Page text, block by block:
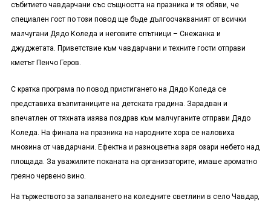
събитието чавдарчани със същността на празника и тя обяви, че
специален гост по този повод ще бъде дългоочакваният от всички
малчугани Дядо Коледа и неговите спътници – Снежанка и
джуджетата. Приветствие към чавдарчани и техните гости отправи
кметът Пенчо Геров.
С кратка програма по повод пристигането на Дядо Коледа се
представиха възпитаниците на детската градина. Зарадван и
впечатлен от тяхната изява поздрав към малчуганите отправи Дядо
Коледа. На финала на празника на народните хора се наловиха
мнозина от чавдарчани. Ефектна и разноцветна заря озари небето над
площада. За уважилите поканата на организаторите, имаше ароматно
греяно червено вино.
На тържеството за запалването на коледните светлини в село Чавдар,